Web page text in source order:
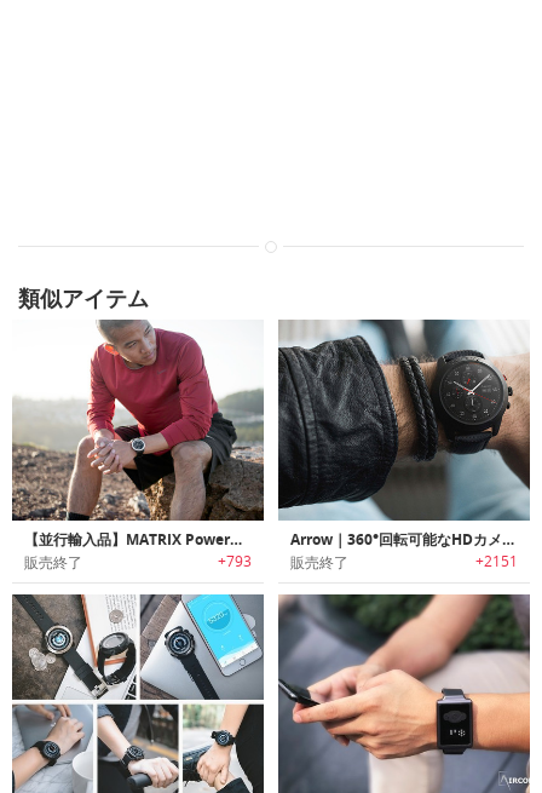
類似アイテム
【並行輸入品】MATRIX PowerWatch｜充電不要のアクティビティスマートウォッチ「マトリックス パワーウォッチ」
販売終了 +793
Arrow｜360°回転可能なHDカメラ搭載スマートウォッチ「アロー」
販売終了 +2151